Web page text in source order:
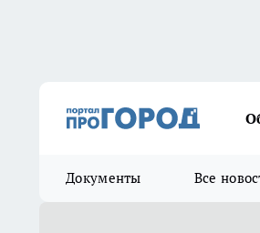
Документы Все